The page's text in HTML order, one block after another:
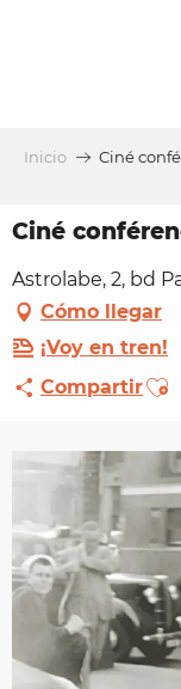
Inicio Ciné
Ciné
Astrolabe, 2, bd
Cómo llegar
¡Voy en tren!
Compartir